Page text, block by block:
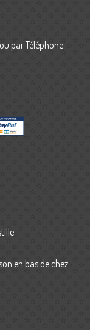
par Téléphone
en bas de chez